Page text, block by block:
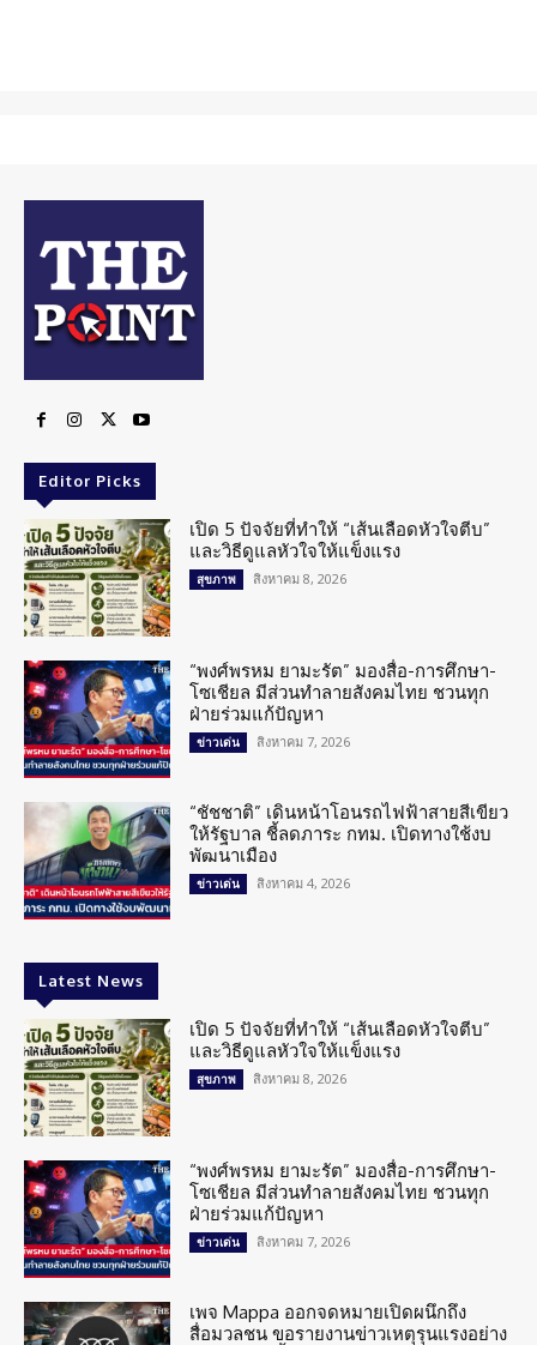
Editor Picks
เปิด 5 ปัจจัยที่ทำให้ “เส้นเลือดหัวใจตีบ”
และวิธีดูแลหัวใจให้แข็งแรง
สุขภาพ สิงหาคม 8, 2026
“พงศ์พรหม ยามะรัต” มองสื่อ-การศึกษา-
โซเชียล มีส่วนทำลายสังคมไทย ชวนทุก
ฝ่ายร่วมแก้ปัญหา
ข่าวเด่น สิงหาคม 7, 2026
“ชัชชาติ” เดินหน้าโอนรถไฟฟ้าสายสีเขียว
ให้รัฐบาล ชี้ลดภาระ กทม. เปิดทางใช้งบ
พัฒนาเมือง
ข่าวเด่น สิงหาคม 4, 2026
Latest News
เปิด 5 ปัจจัยที่ทำให้ “เส้นเลือดหัวใจตีบ”
และวิธีดูแลหัวใจให้แข็งแรง
สุขภาพ สิงหาคม 8, 2026
“พงศ์พรหม ยามะรัต” มองสื่อ-การศึกษา-
โซเชียล มีส่วนทำลายสังคมไทย ชวนทุก
ฝ่ายร่วมแก้ปัญหา
ข่าวเด่น สิงหาคม 7, 2026
เพจ Mappa ออกจดหมายเปิดผนึกถึง
สื่อมวลชน ขอรายงานข่าวเหตุรุนแรงอย่าง